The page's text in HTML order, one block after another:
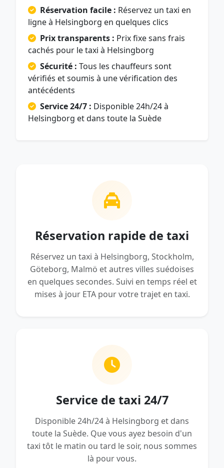
Réservation facile : Réservez un taxi en
ligne à Helsingborg en quelques clics
Prix transparents : Prix fixe sans frais
cachés pour le taxi à Helsingborg
Sécurité : Tous les chauffeurs sont
vérifiés et soumis à une vérification des
antécédents
Service 24/7 : Disponible 24h/24 à
Helsingborg et dans toute la Suède
Réservation rapide de taxi
Réservez un taxi à Helsingborg, Stockholm,
Göteborg, Malmö et autres villes suédoises
en quelques secondes. Suivi en temps réel et
mises à jour ETA pour votre trajet en taxi.
Service de taxi 24/7
Disponible 24h/24 à Helsingborg et dans
toute la Suède. Que vous ayez besoin d'un
taxi tôt le matin ou tard le soir, nous sommes
là pour vous.